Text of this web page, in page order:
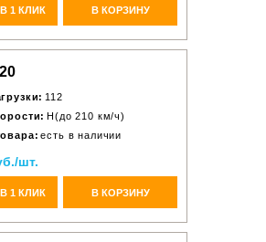
1 КЛИК В КОРЗИНУ
112
H(до 210 км/ч)
есть в наличии
шт.
1 КЛИК В КОРЗИНУ